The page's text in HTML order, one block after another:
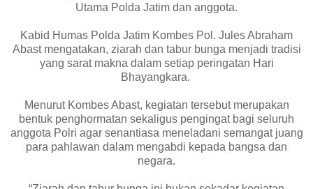
Utama Polda Jatim dan anggota.
Kabid Humas Polda Jatim Kombes Pol. Jules Abraham
Abast mengatakan, ziarah dan tabur bunga menjadi tradisi
yang sarat makna dalam setiap peringatan Hari
Bhayangkara.
Menurut Kombes Abast, kegiatan tersebut merupakan
bentuk penghormatan sekaligus pengingat bagi seluruh
anggota Polri agar senantiasa meneladani semangat juang
para pahlawan dalam mengabdi kepada bangsa dan
negara.